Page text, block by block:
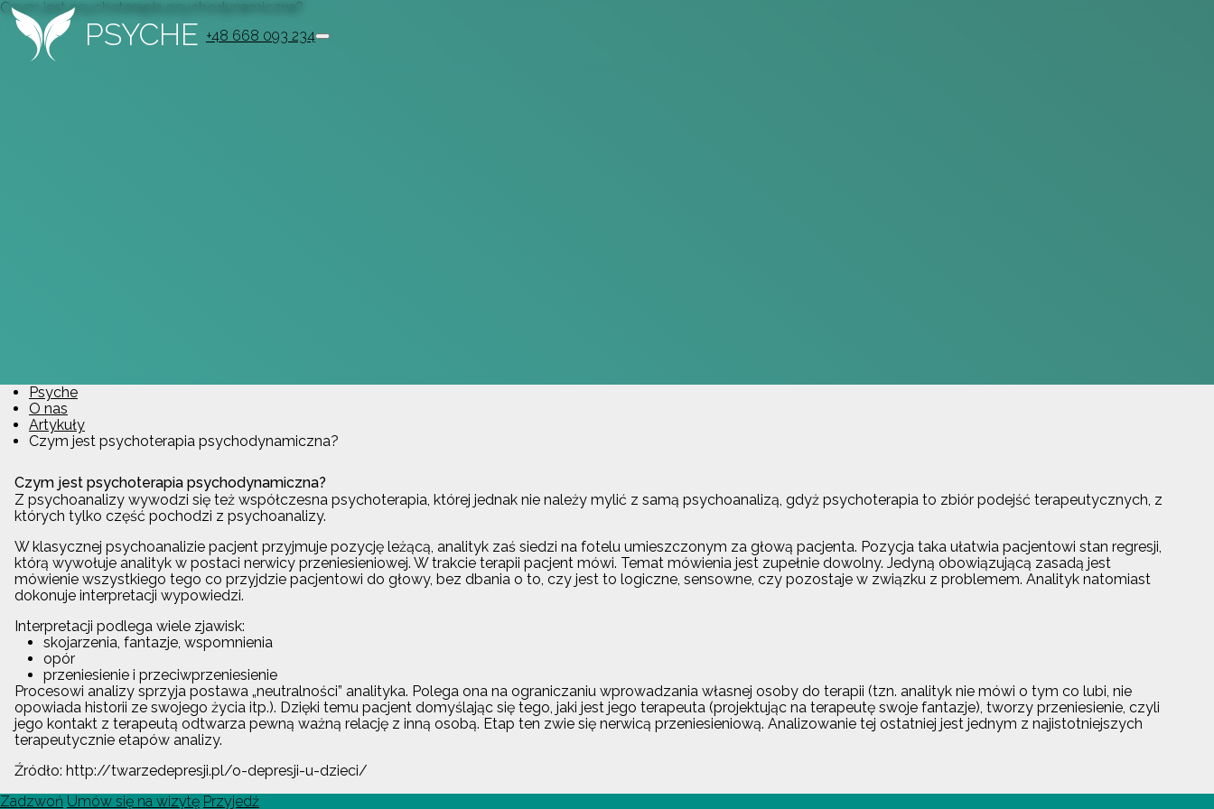
PSYCHE +48 668 093 234
Czym jest psychoterapia psychodynamiczna?
Psyche
O nas
Artykuły
Czym jest psychoterapia psychodynamiczna?
Czym jest psychoterapia psychodynamiczna?
Z psychoanalizy wywodzi się też współczesna psychoterapia, której jednak nie należy mylić z samą psychoanalizą, gdyż psychoterapia to zbiór podejść terapeutycznych, z
których tylko część pochodzi z psychoanalizy.
W klasycznej psychoanalizie pacjent przyjmuje pozycję leżącą, analityk zaś siedzi na fotelu umieszczonym za głową pacjenta. Pozycja taka ułatwia pacjentowi stan regresji,
którą wywołuje analityk w postaci nerwicy przeniesieniowej. W trakcie terapii pacjent mówi. Temat mówienia jest zupełnie dowolny. Jedyną obowiązującą zasadą jest
mówienie wszystkiego tego co przyjdzie pacjentowi do głowy, bez dbania o to, czy jest to logiczne, sensowne, czy pozostaje w związku z problemem. Analityk natomiast
dokonuje interpretacji wypowiedzi.
Interpretacji podlega wiele zjawisk:
skojarzenia, fantazje, wspomnienia
opór
przeniesienie i przeciwprzeniesienie
Procesowi analizy sprzyja postawa „neutralności” analityka. Polega ona na ograniczaniu wprowadzania własnej osoby do terapii (tzn. analityk nie mówi o tym co lubi, nie
opowiada historii ze swojego życia itp.). Dzięki temu pacjent domyślając się tego, jaki jest jego terapeuta (projektując na terapeutę swoje fantazje), tworzy przeniesienie, czyli
jego kontakt z terapeutą odtwarza pewną ważną relację z inną osobą. Etap ten zwie się nerwicą przeniesieniową. Analizowanie tej ostatniej jest jednym z najistotniejszych
terapeutycznie etapów analizy.
Źródło: http://twarzedepresji.pl/o-depresji-u-dzieci/
Zadzwoń Umów się na wizytę Przyjedź